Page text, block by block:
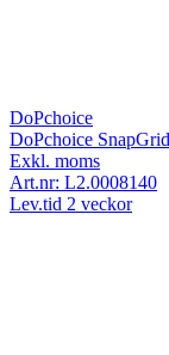
DoPchoice
DoPchoice
Exkl. moms
Art.nr: L2.0008140
Lev.tid 2 veckor